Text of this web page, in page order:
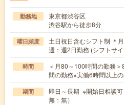
勤務地
東京都渋谷区
渋谷駅から徒歩8分
曜日頻度
土日祝日含むシフト制 ＊
週：週2日勤務 (シフトサ
時間
＜月80～100時間の勤務
間の勤務※実働6時間以上
期間
即日～長期 ※開始日相談
無：無）